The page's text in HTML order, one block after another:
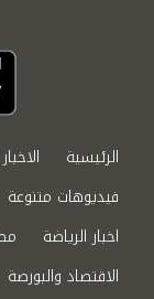
الرئيسية
فيديوهات متنوعة
اخبار الرياضة
الاقتصاد والبورصة